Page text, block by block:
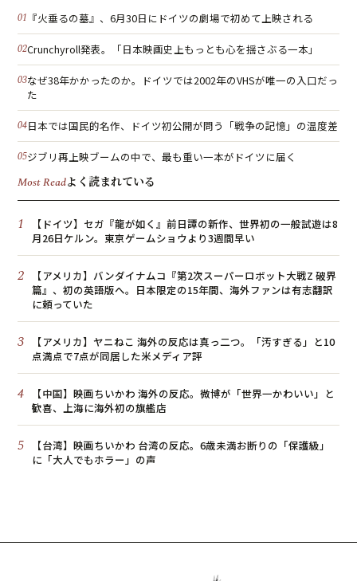
『火垂るの墓』、6月30日にドイツの劇場で初めて上映される
Crunchyroll発表。「日本映画史上もっとも心を揺さぶる一本」
なぜ38年かかったのか。ドイツでは2002年のVHSが唯一の入口だっ
た
日本では国民的名作、ドイツ初公開が問う「戦争の記憶」の温度差
ジブリ再上映ブームの中で、最も重い一本がドイツに届く
Most Readよく読まれている
1
【ドイツ】セガ『龍が如く』前日譚の新作、世界初の一般試遊は8
月26日ケルン。東京ゲームショウより3週間早い
2
【アメリカ】バンダイナムコ『第2次スーパーロボット大戦Z 破界
篇』、初の英語版へ。日本限定の15年間、海外ファンは有志翻訳
に頼っていた
3
【アメリカ】ヤニねこ 海外の反応は真っ二つ。「汚すぎる」と10
点満点で7点が同居した米メディア評
4
【中国】映画ちいかわ 海外の反応。微博が「世界一かわいい」と
歓喜、上海に海外初の旗艦店
5
【台湾】映画ちいかわ 台湾の反応。6歳未満お断りの「保護級」
に「大人でもホラー」の声